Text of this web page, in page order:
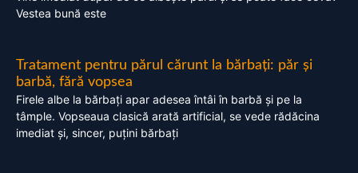
Vestea bună este
Tratament pentru părul cărunt la bărbați: păr și
barbă, fără vopsea
Firele albe la bărbați apar adesea întâi în barbă și pe la
tâmple. Vopseaua clasică arată artificial, se vede rădăcina
imediat și, sincer, puțini bărbați